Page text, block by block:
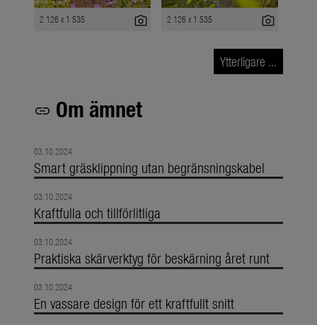
2 126 x 1 535 photo_camera 2 126 x 1 535 photo_camera
Ytterligare ...
link Om ämnet
03.10.2024
Smart gräsklippning utan begränsningskabel
03.10.2024
Kraftfulla och tillförlitliga
03.10.2024
Praktiska skärverktyg för beskärning året runt
03.10.2024
En vassare design för ett kraftfullt snitt